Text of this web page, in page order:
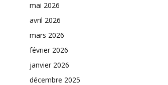
mai 2026
avril 2026
mars 2026
février 2026
janvier 2026
décembre 2025